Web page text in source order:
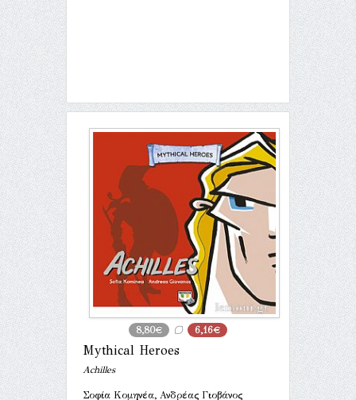
8,80€ 6,16€
Mythical Heroes
Achilles
Σοφία Κομηνέα, Ανδρέας Γιοβάνος